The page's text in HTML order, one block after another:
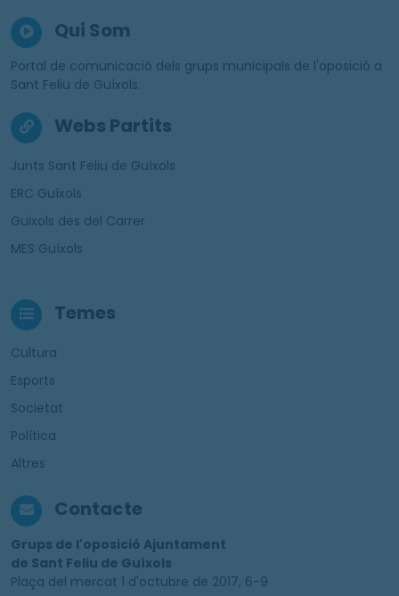
Qui Som
Portal de comunicació dels grups municipals de l'oposició a
Sant Feliu de Guíxols.
Webs Partits
Junts Sant Feliu de Guíxols
ERC Guíxols
Guixols des del Carrer
MES Guíxols
Temes
Cultura
Esports
Societat
Política
Altres
Contacte
Grups de l'oposició Ajuntament
de Sant Feliu de Guíxols
Plaça del mercat 1 d'octubre de 2017, 6-9